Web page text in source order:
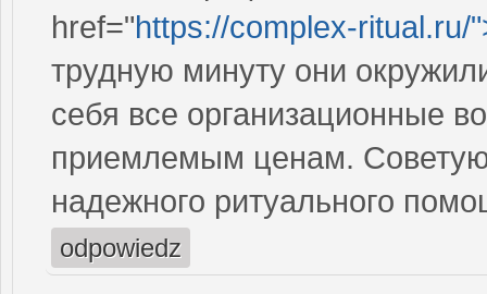
href="https://complex-ritual.ru/
трудную минуту они
себя все организационные
приемлемым ценам.
надежного ритуального
odpowiedz